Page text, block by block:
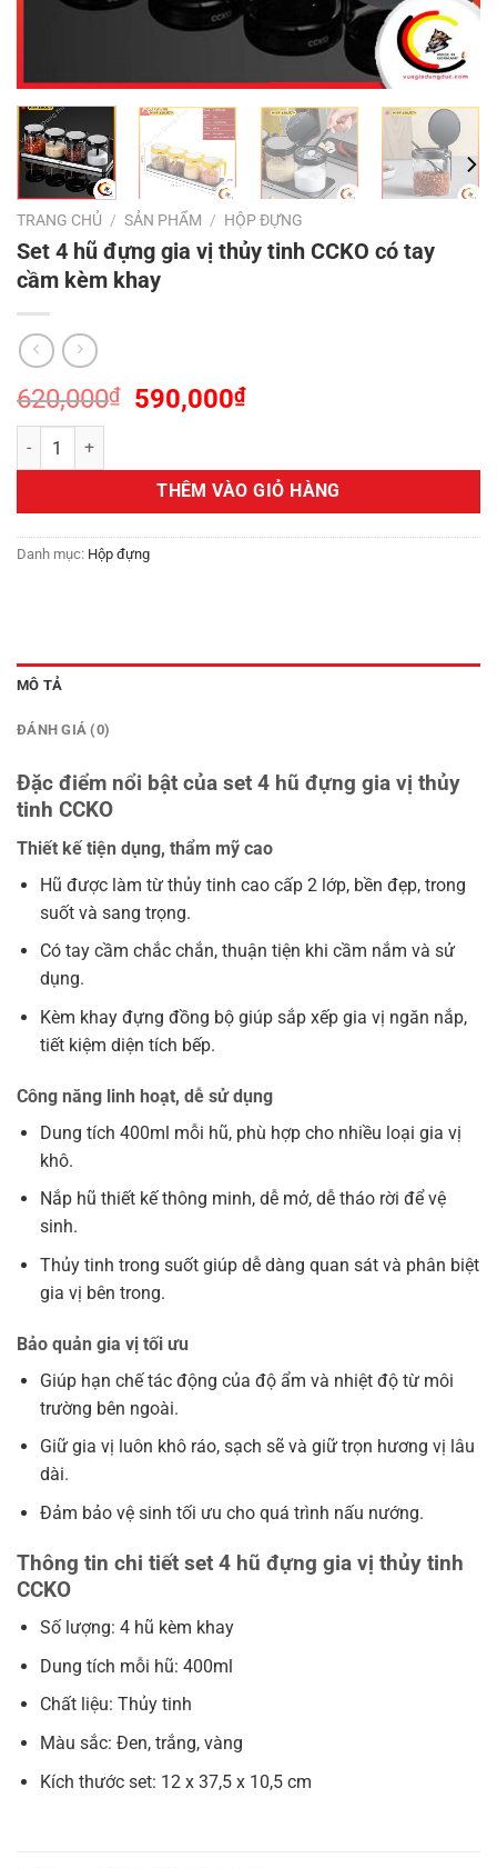
TRANG CHỦ / SẢN PHẨM / HỘP ĐỰNG
Set 4 hũ đựng gia vị thủy tinh CCKO có tay
cầm kèm khay
620,000₫
Giá
620,000₫.
590,000₫Giá
là:
590,000₫.
Set 4 hũ đựng gia vị thủy tinh CCKO có tay cầm kèm khay số lượng
THÊM VÀO GIỎ HÀNG
Danh mục: Hộp đựng
MÔ TẢ
ĐÁNH GIÁ (0)
Đặc điểm nổi bật của set 4 hũ đựng gia vị thủy
tinh CCKO
Thiết kế tiện dụng, thẩm mỹ cao
Hũ được làm từ thủy tinh cao cấp 2 lớp, bền đẹp, trong
suốt và sang trọng.
Có tay cầm chắc chắn, thuận tiện khi cầm nắm và sử
dụng.
Kèm khay đựng đồng bộ giúp sắp xếp gia vị ngăn nắp,
tiết kiệm diện tích bếp.
Công năng linh hoạt, dễ sử dụng
Dung tích 400ml mỗi hũ, phù hợp cho nhiều loại gia vị
khô.
Nắp hũ thiết kế thông minh, dễ mở, dễ tháo rời để vệ
sinh.
Thủy tinh trong suốt giúp dễ dàng quan sát và phân biệt
gia vị bên trong.
Bảo quản gia vị tối ưu
Giúp hạn chế tác động của độ ẩm và nhiệt độ từ môi
trường bên ngoài.
Giữ gia vị luôn khô ráo, sạch sẽ và giữ trọn hương vị lâu
dài.
Đảm bảo vệ sinh tối ưu cho quá trình nấu nướng.
Thông tin chi tiết set 4 hũ đựng gia vị thủy tinh
CCKO
Số lượng: 4 hũ kèm khay
Dung tích mỗi hũ: 400ml
Chất liệu: Thủy tinh
Màu sắc: Đen, trắng, vàng
Kích thước set: 12 x 37,5 x 10,5 cm